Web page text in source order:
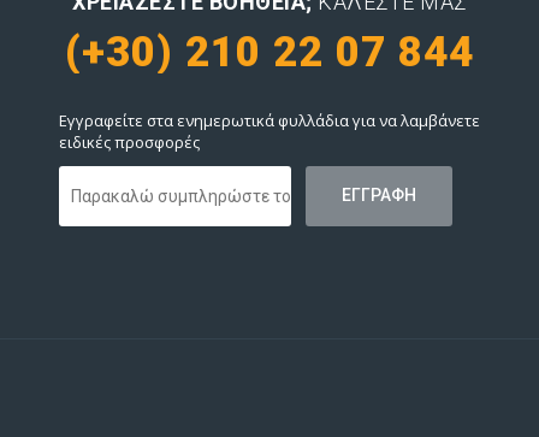
(+30) 210 22 07 844
Εγγραφείτε στα ενημερωτικά φυλλάδια για να λαμβάνετε
ειδικές προσφορές